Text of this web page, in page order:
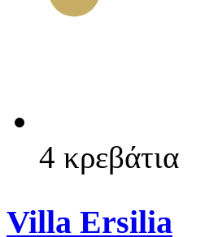
4 κρεβάτια
Villa Ersilia